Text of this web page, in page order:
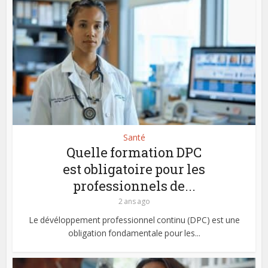
Santé
Quelle formation DPC
est obligatoire pour les
professionnels de...
2 ans ago
Le dévéloppement professionnel continu (DPC) est une
obligation fondamentale pour les...